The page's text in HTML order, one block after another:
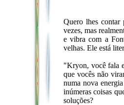
Quero lhes contar
vezes, mas
e vibra com a
velhas. Ele está
"Kryon, você fala
que vocês não
numa nova
inúmeras coisas
soluções?